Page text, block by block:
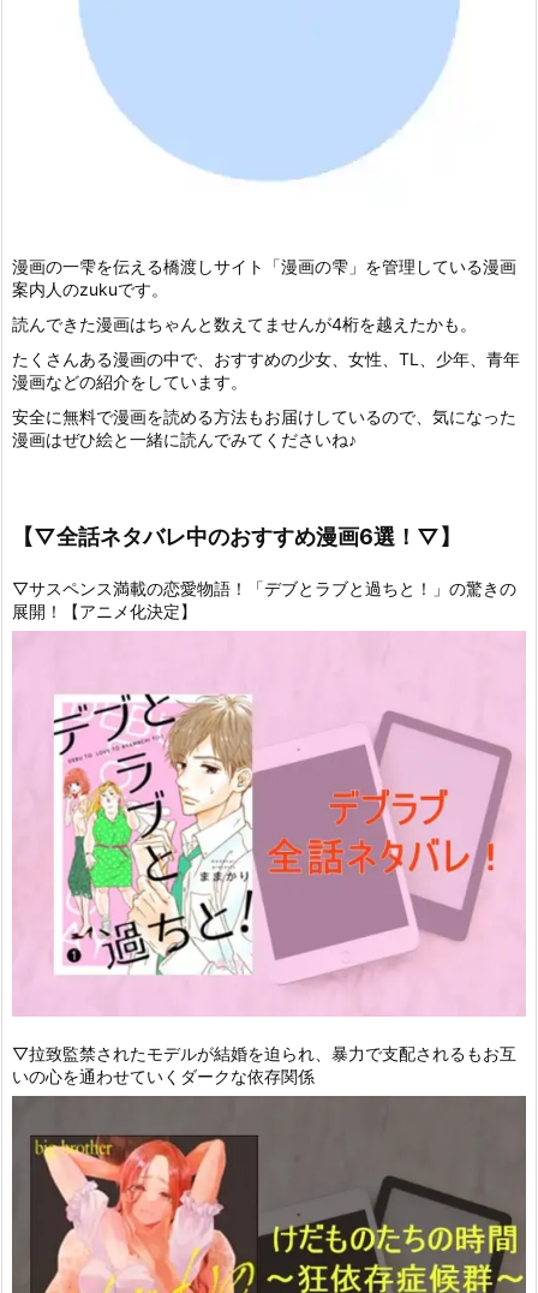
漫画の一雫を伝える橋渡しサイト「漫画の雫」を管理している漫画
案内人のzukuです。
読んできた漫画はちゃんと数えてませんが4桁を越えたかも。
たくさんある漫画の中で、おすすめの少女、女性、TL、少年、青年
漫画などの紹介をしています。
安全に無料で漫画を読める方法もお届けしているので、気になった
漫画はぜひ絵と一緒に読んでみてくださいね♪
【▽全話ネタバレ中のおすすめ漫画6選！▽】
▽サスペンス満載の恋愛物語！「デブとラブと過ちと！」の驚きの
展開！【アニメ化決定】
▽拉致監禁されたモデルが結婚を迫られ、暴力で支配されるもお互
いの心を通わせていくダークな依存関係